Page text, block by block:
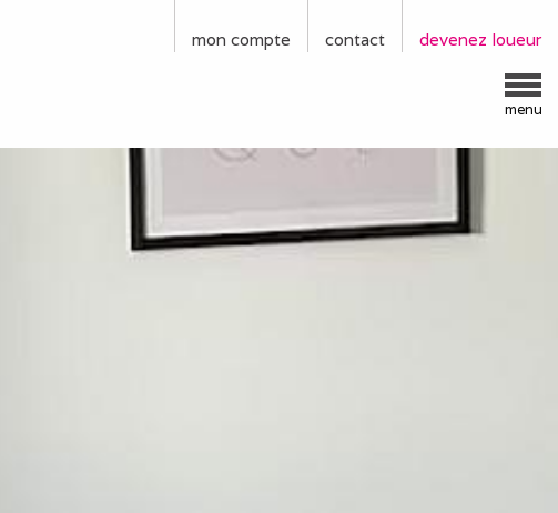
devenez loueur
contact
mon compte
menu